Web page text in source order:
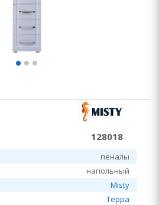
128018
пеналы
напольный
Misty
Терра